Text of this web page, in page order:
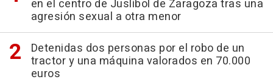
en el centro de Juslibol de Zaragoza tras una
agresión sexual a otra menor
Detenidas dos personas por el robo de un
tractor y una máquina valorados en 70.000
euros